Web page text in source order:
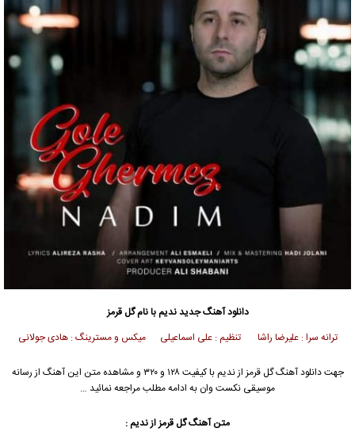
دانلود آهنگ جدیدندیمبا نام گل قرمز
ترانه سرا : علیرضا راشا تنظیم : علی اسماعیلی میکس و مسترینگ : هادی جولانی
جهت دانلود آهنگ گل قرمز ازندیم
با کیفیت ۱۲۸ و ۳۲۰ و مشاهده متن این آهنگ از رسانه
موسیقی نکست وان به ادامه مطلب مراجعه نمائید …
متن آهنگ گل قرمز ازندیم: